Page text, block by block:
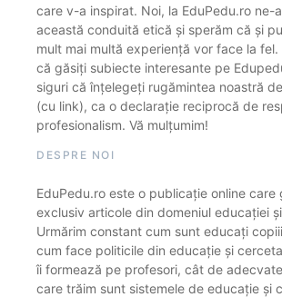
care v-a inspirat. Noi, la EduPedu.ro ne-
această conduită etică și sperăm că și
mult mai multă experiență vor face la
că găsiți subiecte interesante pe
siguri că înțelegeți rugămintea noastră
(cu link), ca o declarație reciprocă de
profesionalism. Vă mulțumim!
DESPRE NOI
EduPedu.ro este o publicație online care
exclusiv articole din domeniul educației
Urmărim constant cum sunt educați
cum face politicile din educație și
îi formează pe profesori, cât de
care trăim sunt sistemele de educație și